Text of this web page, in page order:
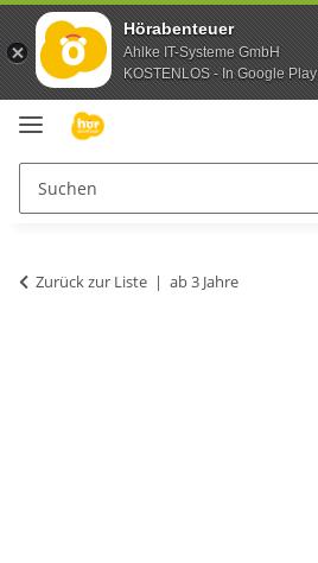
Hörabenteuer
Ahlke IT-Systeme GmbH
KOSTENLOS - In Google Play
Zurück zur Liste ab 3 Jahre